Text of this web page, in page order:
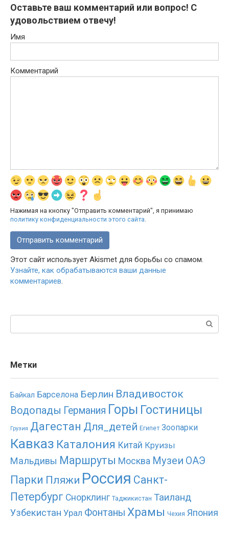
Оставьте ваш комментарий или вопрос! С
удовольствием отвечу!
Имя
Комментарий
Нажимая на кнопку "Отправить комментарий", я принимаю
политику конфиденциальности этого сайта
Этот сайт использует Akismet для борьбы со спамом.
Узнайте, как обрабатываются ваши данные
комментариев.
Поиск:
Метки
Байкал Барселона Берлин Владивосток
Водопады Германия Горы Гостиницы
Грузия Дагестан Для_детей Египет Зоопарки
Кавказ Каталония Китай Круизы
Мальдивы Маршруты Москва Музеи ОАЭ
Парки Пляжи Россия Санкт-
Петербург Снорклинг Таджикистан Таиланд
Узбекистан Урал Фонтаны Храмы Чехия Япония